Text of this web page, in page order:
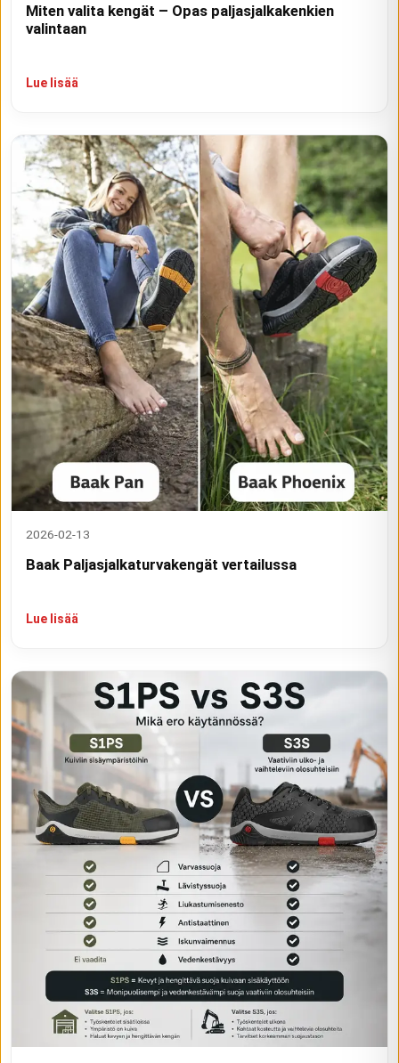
Miten valita kengät – Opas paljasjalkakenkien
valintaan
Lue lisää
2026-02-13
Baak Paljasjalkaturvakengät vertailussa
Lue lisää